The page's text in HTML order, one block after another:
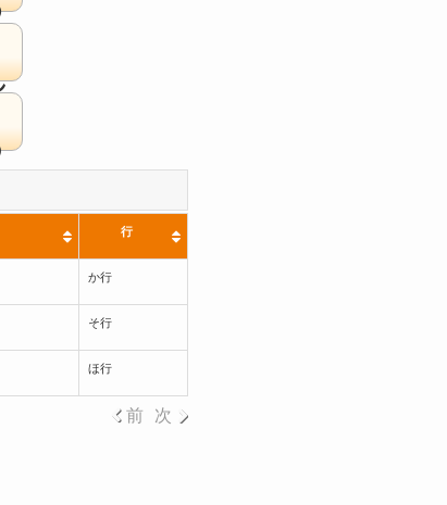
行
か行
そ行
ほ行
前 次